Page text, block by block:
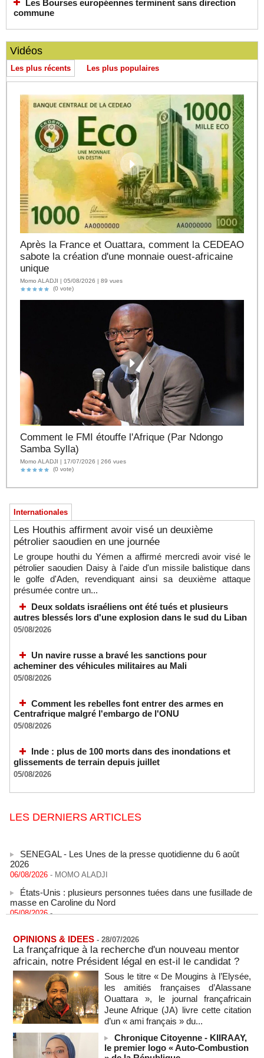
Les Bourses européennes terminent sans direction
commune
Vidéos
Les plus récents Les plus populaires
Après la France et Ouattara, comment la CEDEAO
sabote la création d'une monnaie ouest-africaine
unique
Momo ALADJI | 05/08/2026 | 89 vues
(0 vote)
Comment le FMI étouffe l'Afrique (Par Ndongo
Samba Sylla)
Momo ALADJI | 17/07/2026 | 266 vues
(0 vote)
Internationales
Les Houthis affirment avoir visé un deuxième
pétrolier saoudien en une journée
Le groupe houthi du Yémen a affirmé mercredi avoir visé le
pétrolier saoudien Daisy à l'aide d'un missile balistique dans
le golfe d'Aden, revendiquant ainsi sa deuxième attaque
présumée contre un...
Deux soldats israéliens ont été tués et plusieurs
autres blessés lors d'une explosion dans le sud du Liban
05/08/2026
Un navire russe a bravé les sanctions pour
acheminer des véhicules militaires au Mali
05/08/2026
Comment les rebelles font entrer des armes en
Centrafrique malgré l'embargo de l'ONU
05/08/2026
Inde : plus de 100 morts dans des inondations et
glissements de terrain depuis juillet
05/08/2026
LES DERNIERS ARTICLES
2026
06/08/2026
masse en Caroline du Nord
05/08/2026 -
05/08/2026 -
Les Houthis affirment avoir visé un deuxième pétrolier
saoudien en une journée
05/08/2026 -
Après la France et Ouattara, comment la CEDEAO sabote la
création d'une monnaie ouest-africaine unique
05/08/2026 -MOMO ALADJI
La Banque mondiale accorde un prêt de 220,71 milliards de
francs CFA au Sénégal à travers trois accords de financement
OPINIONS & IDEES - 28/07/2026
La françafrique à la recherche d'un nouveau mentor
africain, notre Président légal en est-il le candidat ?
Sous le titre « De Mougins à l’Elysée,
les amitiés françaises d’Alassane
Ouattara », le journal françafricain
Jeune Afrique (JA) livre cette citation
d’un « ami français » du...
Chronique Citoyenne - KIIRAAY,
le premier logo « Auto-Combustion